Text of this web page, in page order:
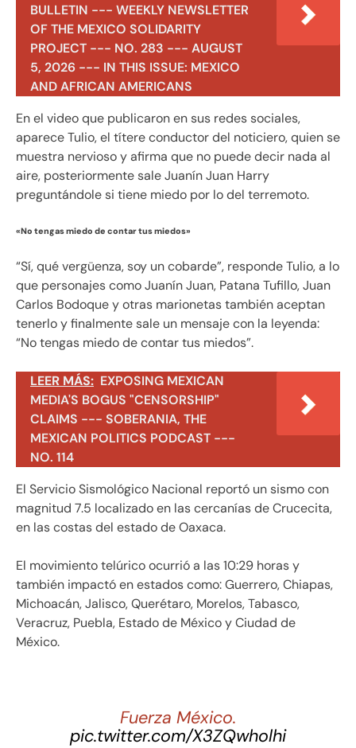
BULLETIN --- WEEKLY NEWSLETTER
OF THE MEXICO SOLIDARITY
PROJECT --- NO. 283 --- AUGUST
5, 2026 --- IN THIS ISSUE: MEXICO
AND AFRICAN AMERICANS
En el video que publicaron en sus redes sociales,
aparece Tulio, el títere conductor del noticiero, quien se
muestra nervioso y afirma que no puede decir nada al
aire, posteriormente sale Juanín Juan Harry
preguntándole si tiene miedo por lo del terremoto.
«No tengas miedo de contar tus miedos»
“Sí, qué vergüenza, soy un cobarde”, responde Tulio, a lo
que personajes como Juanín Juan, Patana Tufillo, Juan
Carlos Bodoque y otras marionetas también aceptan
tenerlo y finalmente sale un mensaje con la leyenda:
“No tengas miedo de contar tus miedos”.
LEER MÁS: EXPOSING MEXICAN
MEDIA'S BOGUS "CENSORSHIP"
CLAIMS --- SOBERANIA, THE
MEXICAN POLITICS PODCAST ---
NO. 114
El Servicio Sismológico Nacional reportó un sismo con
magnitud 7.5 localizado en las cercanías de Crucecita,
en las costas del estado de Oaxaca.
El movimiento telúrico ocurrió a las 10:29 horas y
también impactó en estados como: Guerrero, Chiapas,
Michoacán, Jalisco, Querétaro, Morelos, Tabasco,
Veracruz, Puebla, Estado de México y Ciudad de
México.
Fuerza México.
pic.twitter.com/X3ZQwholhi